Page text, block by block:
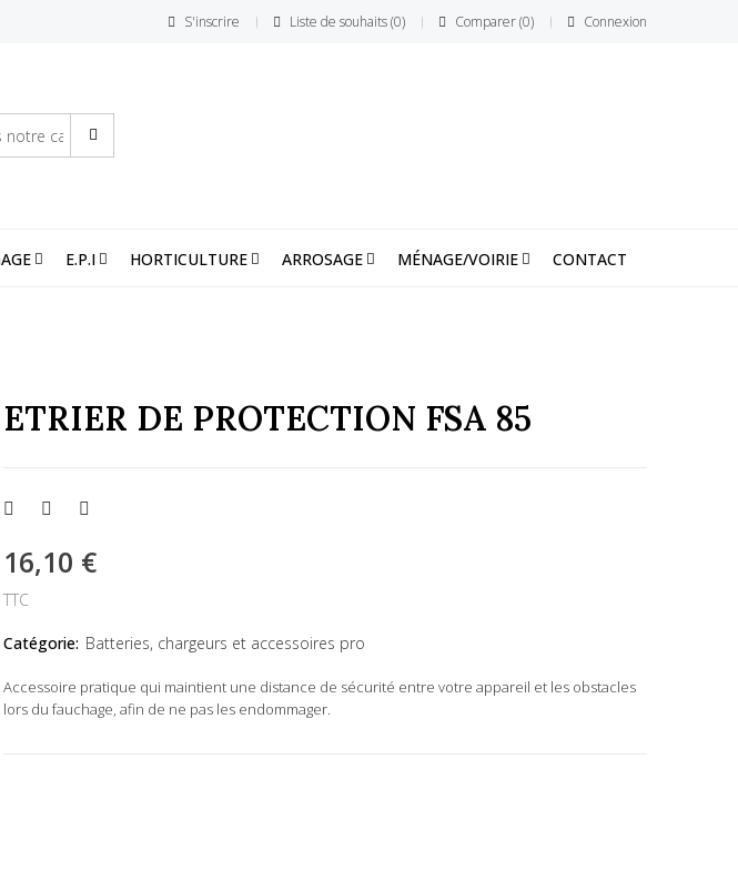
S'inscrire Liste de souhaits 0 Comparer 0 Connexion
E.P.I HORTICULTURE ARROSAGE MÉNAGE/VOIRIE CONTACT
ETRIER DE PROTECTION FSA 85
16,10 €
TTC
Catégorie: Batteries, chargeurs et accessoires pro
Accessoire pratique qui maintient une distance de sécurité entre votre appareil et les obstacles
lors du fauchage, afin de ne pas les endommager.